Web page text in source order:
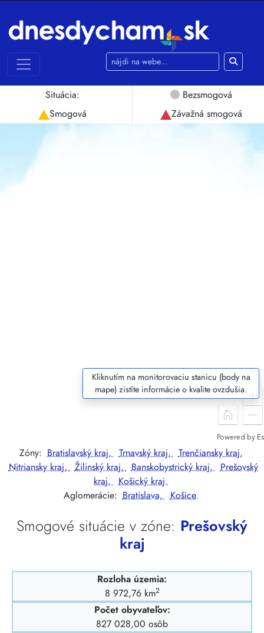
Používame cookies
Táto webová lokalita používa súbory cookie a
zážitku z prehliadania na nasledujúce účely:
na umožnenie základnej funkčnosti webovej
stránky,pre lepší zážitok na webe,na meranie
vášho záujmu o naše produkty a služby a na
Situácia:
Bezsmogová
Smogová
Závažná smogová
Kliknutím na monitorovaciu stanicu (body na
mape) zistíte informácie o kvalite ovzdušia.
Zóny: Bratislavský kraj, Trnavský kraj, Trenčiansky kraj,
Nitriansky kraj, Žilinský kraj, Banskobystrický kraj, Prešovský
kraj, Košický kraj.
Aglomerácie: Bratislava, Košice.
Smogové situácie v zóne: Prešovský
kraj
Rozloha územia:
8 972,76 km2
Počet obyvateľov:
827 028,00 osôb